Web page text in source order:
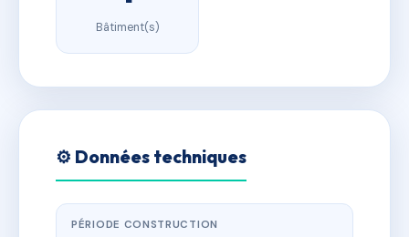
Bâtiment(s)
⚙️ Données techniques
PÉRIODE CONSTRUCTION